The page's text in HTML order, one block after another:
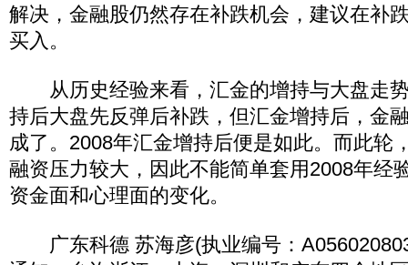
解决，金融股仍然存在补跌机会，建议在补
买入。
从历史经验来看，汇金的增持与大盘走
持后大盘先反弹后补跌，但汇金增持后，金
成了。2008年汇金增持后便是如此。而此轮
融资压力较大，因此不能简单套用2008年经
资金面和心理面的变化。
广东科德 苏海彦(执业编号：